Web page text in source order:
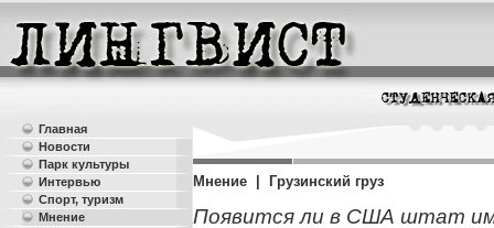
Главная
Новости
Парк культуры
Интервью
Спорт, туризм
Мнение
Мнение | Грузинский груз
Появится ли в США штат